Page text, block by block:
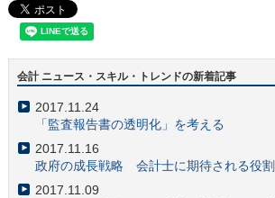
会計 ニュース・スキル・トレンドの新着記事
2017.11.24
「監査報告書の透明化」を考える
2017.11.16
政府の成長戦略 会計士に期待される役割
2017.11.09